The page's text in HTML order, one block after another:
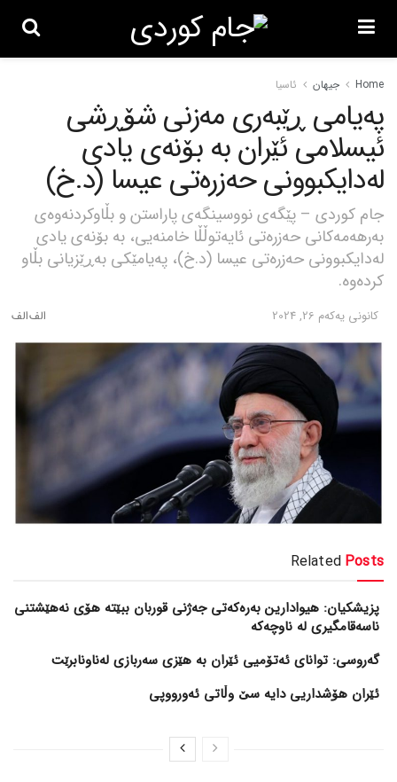
Home جیهان ئاسیا
پەیامی ڕێبەری مەزنی شۆڕشی
ئیسلامی ئێران بە بۆنەی یادی
لەدایکبوونی حەزرەتی عیسا (د.خ)
جام کوردی – پێگەی نووسینگەی پاراستن و بڵاوکردنەوەی
بەرهەمەکانی حەزرەتی ئایەتوڵڵا خامنەیی، بە بۆنەی یادی
لەدایکبوونی حەزرەتی عیسا (د.خ)، پەیامێکی بەڕێزیانی بڵاو
کردەوە.
كانونی یه‌كه‌م 26, 2024
Related Posts
پزیشکیان: هیوادارین بەرەکەتی جەژنی قوربان ببێتە هۆی نەهێشتنی
ناسەقامگیری لە ناوچەکە
گەروسی: توانای ئەتۆمیی ئێران بە هێزی سەربازی لەناونابرێت
ئێران هۆشداریی دایە سێ وڵاتی ئەورووپی